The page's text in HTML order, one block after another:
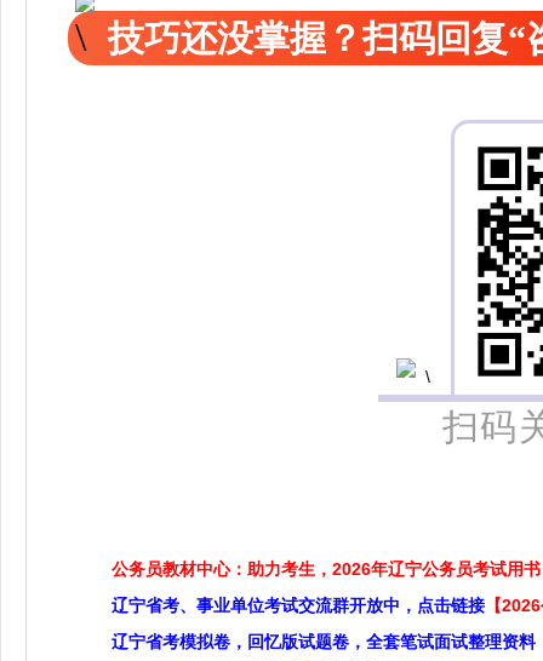
技巧还没掌握？扫码回复“
扫码
公务员教材中心：助力考生，2026年辽宁公务员考试用书
辽宁省考、事业单位考试交流群开放中，点击链接 【
辽宁省考模拟卷，回忆版试题卷，全套笔试面试整理资料